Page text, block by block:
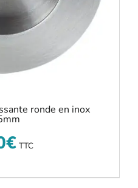
ronde en inox
€ TTC